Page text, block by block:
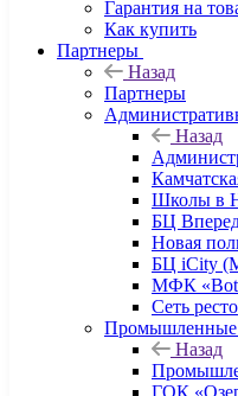
Гарантия на
Как купить
Партнеры
Назад
Партнеры
Назад
Школы в
БЦ
Новая
БЦ iCity
МФК
Сеть
Промышленные
Назад
ГОК